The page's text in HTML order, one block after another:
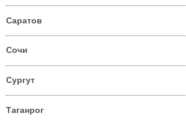
Саратов
Сочи
Сургут
Таганрог